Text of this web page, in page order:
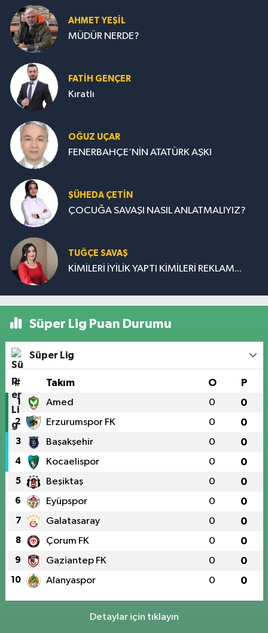
AHMET YEŞİL
MÜDÜR NERDE?
FATIH GENÇER
Kıratlı
OĞUZ UÇAR
FENERBAHÇE’NİN ATATÜRK AŞKI
ŞÜHEDA ÇETİN
ÇOCUĞA SAVAŞI NASIL ANLATMALIYIZ?
TUĞÇE SAVAŞ
KİMİLERİ İYİLİK YAPTI KİMİLERİ REKLAM...
Süper Lig Puan Durumu
Süper Lig
# Takım O P
1 Amed 0 0
2 Erzurumspor FK 0 0
3 Başakşehir 0 0
4 Kocaelispor 0 0
5 Beşiktaş 0 0
6 Eyüpspor 0 0
7 Galatasaray 0 0
8 Çorum FK 0 0
9 Gaziantep FK 0 0
10 Alanyaspor 0 0
Detaylar için tıklayın